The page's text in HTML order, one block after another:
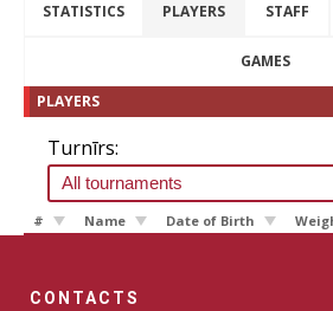
STATISTICS PLAYERS STAFF
GAMES
PLAYERS
Turnīrs:
# Name Date of Birth
CONTACTS